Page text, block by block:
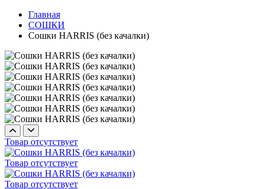
Главная
СОШКИ
Сошки HARRIS (без качалки)
Товар отсутствует
Товар отсутствует
Товар отсутствует